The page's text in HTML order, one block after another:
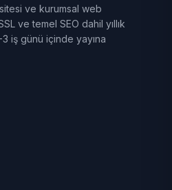
ve kurumsal web
ve temel SEO dahil yıllık
iş günü içinde yayına